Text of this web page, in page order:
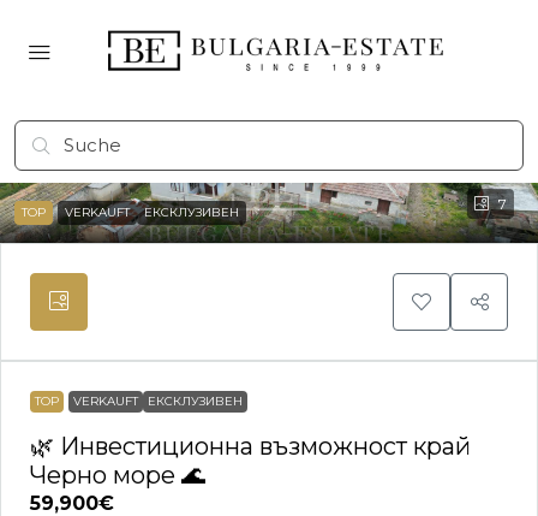
7
TOP VERKAUFT ЕКСКЛУЗИВЕН
TOP VERKAUFT ЕКСКЛУЗИВЕН
🌿 Инвестиционна възможност край
Черно море 🌊
59,900€